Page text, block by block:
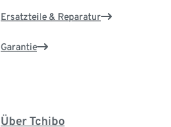
Ersatzteile & Reparatur
Garantie
Über Tchibo